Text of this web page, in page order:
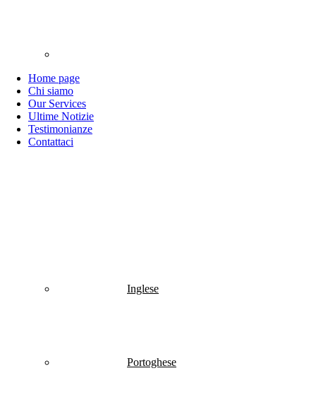
Home page
Chi siamo
Our Services
Ultime Notizie
Testimonianze
Contattaci
Inglese
Portoghese